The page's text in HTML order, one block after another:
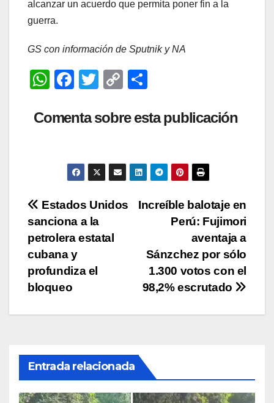
alcanzar un acuerdo que permita poner fin a la
guerra.
GS con información de Sputnik y NA
W
at
p
F
c
b
o
k
T
tt
C
p
Li
n
m
ar
tir
Comenta sobre esta publicación
Navegación
de
entradas
Increíble balotaje en
Perú: Fujimori
aventaja a
Sánzchez por sólo
1.300 votos con el
98,2% escrutado
Estados Unidos
sanciona a la
petrolera estatal
cubana y
profundiza el
bloqueo
Entrada relacionada